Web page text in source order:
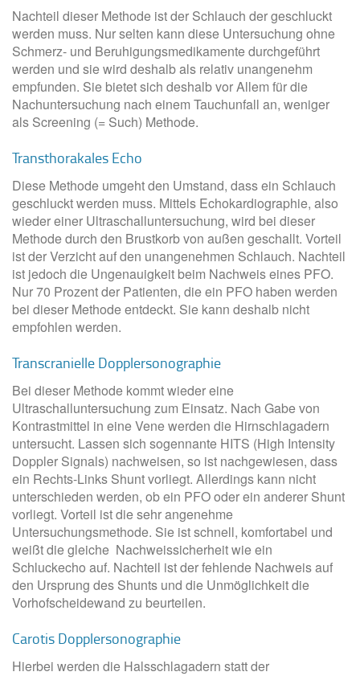
Nachteil dieser Methode ist der Schlauch der geschluckt
werden muss. Nur selten kann diese Untersuchung ohne
Schmerz- und Beruhigungsmedikamente durchgeführt
werden und sie wird deshalb als relativ unangenehm
empfunden. Sie bietet sich deshalb vor Allem für die
Nachuntersuchung nach einem Tauchunfall an, weniger
als Screening (= Such) Methode.
Transthorakales Echo
Diese Methode umgeht den Umstand, dass ein Schlauch
geschluckt werden muss. Mittels Echokardiographie, also
wieder einer Ultraschalluntersuchung, wird bei dieser
Methode durch den Brustkorb von außen geschallt. Vorteil
ist der Verzicht auf den unangenehmen Schlauch. Nachteil
ist jedoch die Ungenauigkeit beim Nachweis eines PFO.
Nur 70 Prozent der Patienten, die ein PFO haben werden
bei dieser Methode entdeckt. Sie kann deshalb nicht
empfohlen werden.
Transcranielle Dopplersonographie
Bei dieser Methode kommt wieder eine
Ultraschalluntersuchung zum Einsatz. Nach Gabe von
Kontrastmittel in eine Vene werden die Hirnschlagadern
untersucht. Lassen sich sogennante HITS (High Intensity
Doppler Signals) nachweisen, so ist nachgewiesen, dass
ein Rechts-Links Shunt vorliegt. Allerdings kann nicht
unterschieden werden, ob ein PFO oder ein anderer Shunt
vorliegt. Vorteil ist die sehr angenehme
Untersuchungsmethode. Sie ist schnell, komfortabel und
weißt die gleiche Nachweissicherheit wie ein
Schluckecho auf. Nachteil ist der fehlende Nachweis auf
den Ursprung des Shunts und die Unmöglichkeit die
Vorhofscheidewand zu beurteilen.
Carotis Dopplersonographie
Hierbei werden die Halsschlagadern statt der